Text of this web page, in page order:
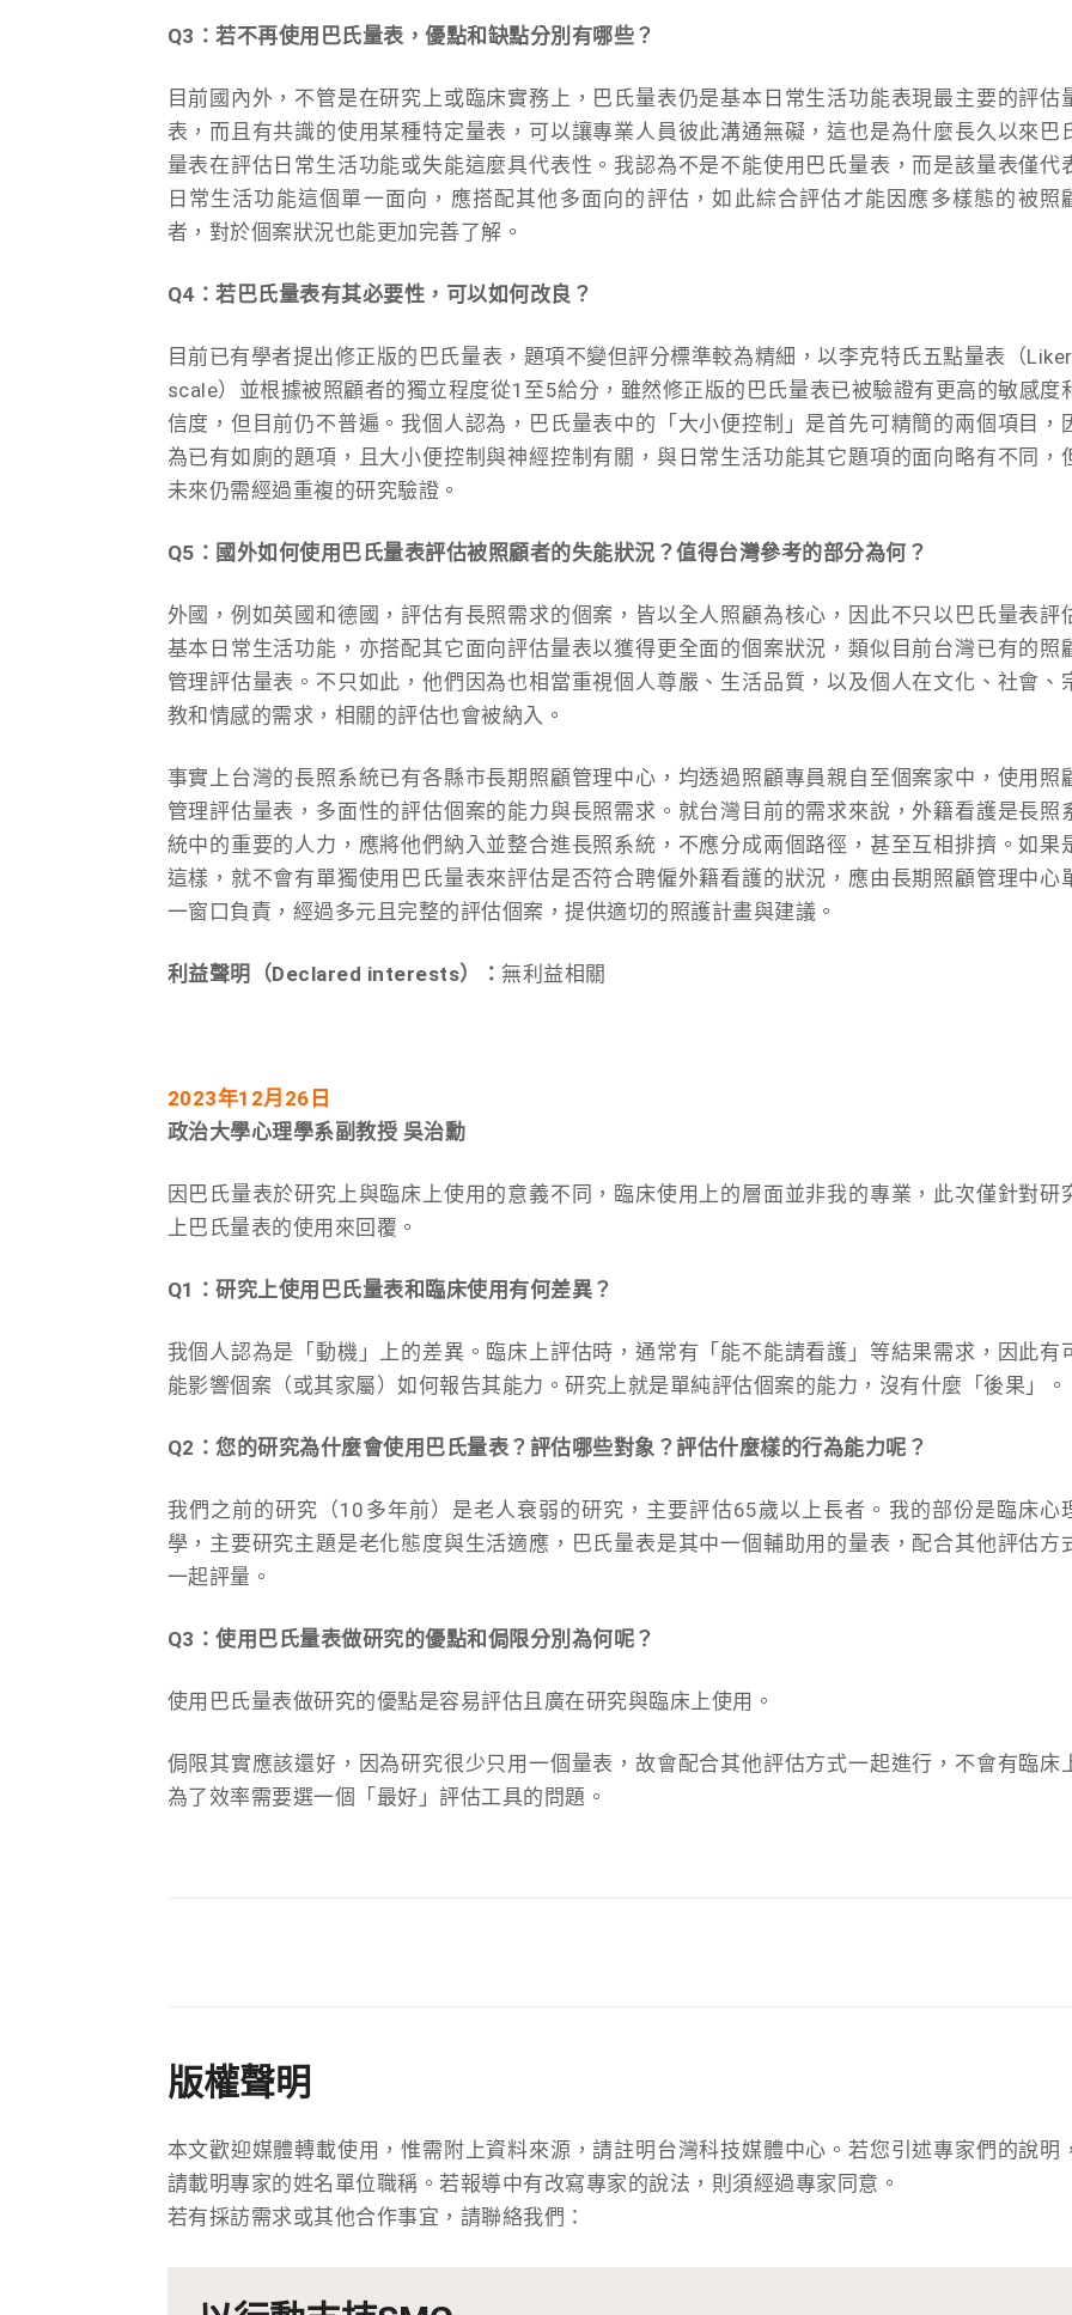
Q3：若不再使用巴氏量表，優點和缺點分別有哪些？
目前國內外，不管是在研究上或臨床實務上，巴氏量表仍是基本日常生活功能表現最主要的評估
表，而且有共識的使用某種特定量表，可以讓專業人員彼此溝通無礙，這也是為什麼長久以來巴
量表在評估日常生活功能或失能這麼具代表性。我認為不是不能使用巴氏量表，而是該量表僅代
日常生活功能這個單一面向，應搭配其他多面向的評估，如此綜合評估才能因應多樣態的被照
者，對於個案狀況也能更加完善了解。
Q4：若巴氏量表有其必要性，可以如何改良？
目前已有學者提出修正版的巴氏量表，題項不變但評分標準較為精細，以李克特氏五點量表（
scale）並根據被照顧者的獨立程度從1至5給分，雖然修正版的巴氏量表已被驗證有更高的敏感度
信度，但目前仍不普遍。我個人認為，巴氏量表中的「大小便控制」是首先可精簡的兩個項目，
為已有如廁的題項，且大小便控制與神經控制有關，與日常生活功能其它題項的面向略有不同，
未來仍需經過重複的研究驗證。
Q5：國外如何使用巴氏量表評估被照顧者的失能狀況？值得台灣參考的部分為何？
外國，例如英國和德國，評估有長照需求的個案，皆以全人照顧為核心，因此不只以巴氏量表評
基本日常生活功能，亦搭配其它面向評估量表以獲得更全面的個案狀況，類似目前台灣已有的照
管理評估量表。不只如此，他們因為也相當重視個人尊嚴、生活品質，以及個人在文化、社會、
教和情感的需求，相關的評估也會被納入。
事實上台灣的長照系統已有各縣市長期照顧管理中心，均透過照顧專員親自至個案家中，使用照
管理評估量表，多面性的評估個案的能力與長照需求。就台灣目前的需求來說，外籍看護是長照
統中的重要的人力，應將他們納入並整合進長照系統，不應分成兩個路徑，甚至互相排擠。如果
這樣，就不會有單獨使用巴氏量表來評估是否符合聘僱外籍看護的狀況，應由長期照顧管理中心
一窗口負責，經過多元且完整的評估個案，提供適切的照護計畫與建議。
利益聲明（Declared interests）： 無利益相關
2023年12月26日
政治大學心理學系副教授 吳治勳
因巴氏量表於研究上與臨床上使用的意義不同，臨床使用上的層面並非我的專業，此次僅針對研
上巴氏量表的使用來回覆。
Q1：研究上使用巴氏量表和臨床使用有何差異？
我個人認為是「動機」上的差異。臨床上評估時，通常有「能不能請看護」等結果需求，因此有
能影響個案（或其家屬）如何報告其能力。研究上就是單純評估個案的能力，沒有什麼「後果」。
Q2：您的研究為什麼會使用巴氏量表？評估哪些對象？評估什麼樣的行為能力呢？
我們之前的研究（10多年前）是老人衰弱的研究，主要評估65歲以上長者。我的部份是臨床心
學，主要研究主題是老化態度與生活適應，巴氏量表是其中一個輔助用的量表，配合其他評估方
一起評量。
Q3：使用巴氏量表做研究的優點和侷限分別為何呢？
使用巴氏量表做研究的優點是容易評估且廣在研究與臨床上使用。
侷限其實應該還好，因為研究很少只用一個量表，故會配合其他評估方式一起進行，不會有臨床
為了效率需要選一個「最好」評估工具的問題。
版權聲明
本文歡迎媒體轉載使用，惟需附上資料來源，請註明台灣科技媒體中心。若您引述專家們的說明，
請載明專家的姓名單位職稱。若報導中有改寫專家的說法，則須經過專家同意。
若有採訪需求或其他合作事宜，請聯絡我們：